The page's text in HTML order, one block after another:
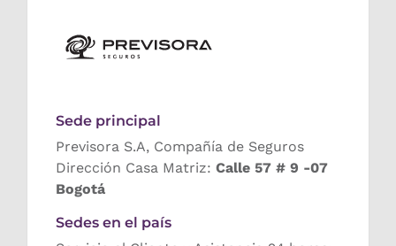
Sede principal
Previsora S.A, Compañía de Seguros
Dirección Casa Matriz: Calle 57 # 9 -07
Bogotá
Sedes en el país